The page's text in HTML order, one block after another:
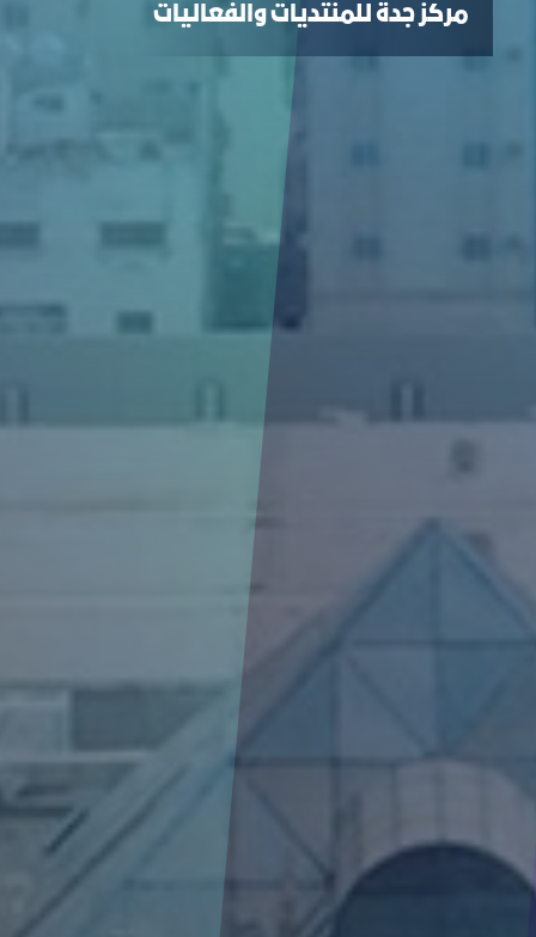
مركز جدة للمنتديات والفعاليات